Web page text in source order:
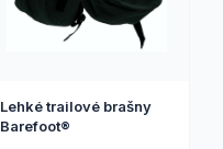
Lehké trailové brašny
Barefoot®